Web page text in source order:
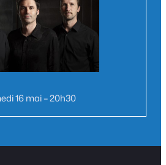
16 mai – 20h30